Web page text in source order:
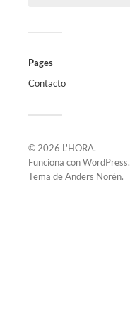
Pages
Contacto
© 2026 L'HORA.
Funciona conWordPress.
Tema deAnders Norén.